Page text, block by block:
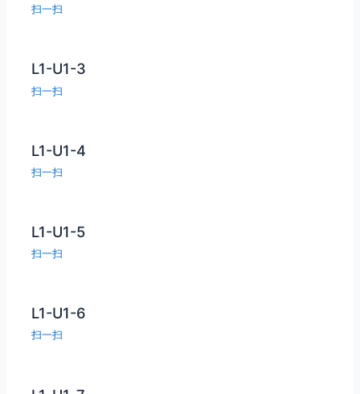
扫一扫
L1-U1-3
扫一扫
L1-U1-4
扫一扫
L1-U1-5
扫一扫
L1-U1-6
扫一扫